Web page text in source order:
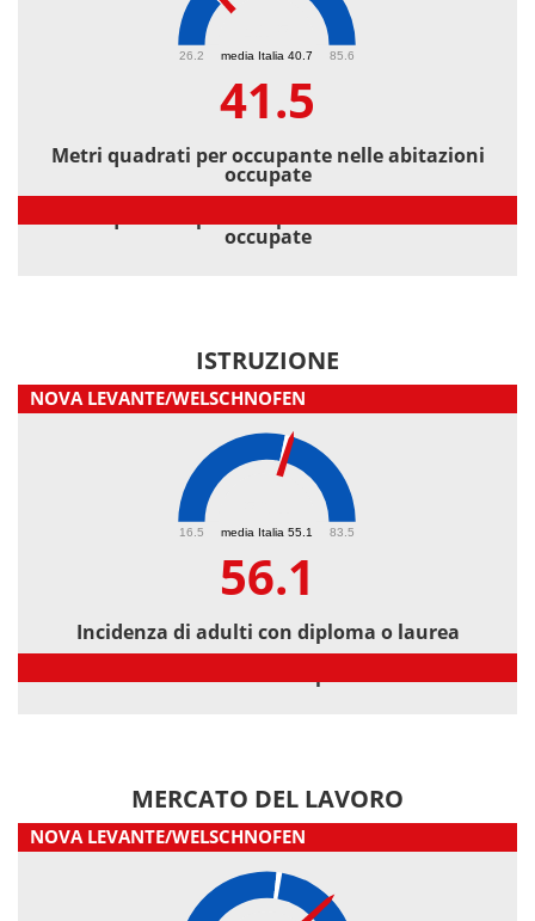
media Italia 40.7
26.2 85.6
41.5
Metri quadrati per occupante nelle abitazioni
occupate
occupate
ISTRUZIONE
NOVA LEVANTE/WELSCHNOFEN
media Italia 55.1
16.5 83.5
56.1
Incidenza di adulti con diploma o laurea
MERCATO DEL LAVORO
NOVA LEVANTE/WELSCHNOFEN